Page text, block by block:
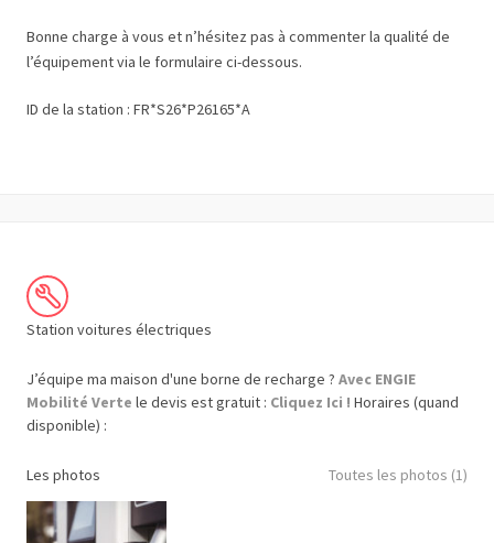
Bonne charge à vous et n’hésitez pas à commenter la qualité de
l’équipement via le formulaire ci-dessous.
ID de la station : FR*S26*P26165*A
Station voitures électriques
J’équipe ma maison d'une borne de recharge ? Avec ENGIE
Mobilité Verte le devis est gratuit : Cliquez Ici ! Horaires (quand
disponible) :
Les photos Toutes les photos (1)